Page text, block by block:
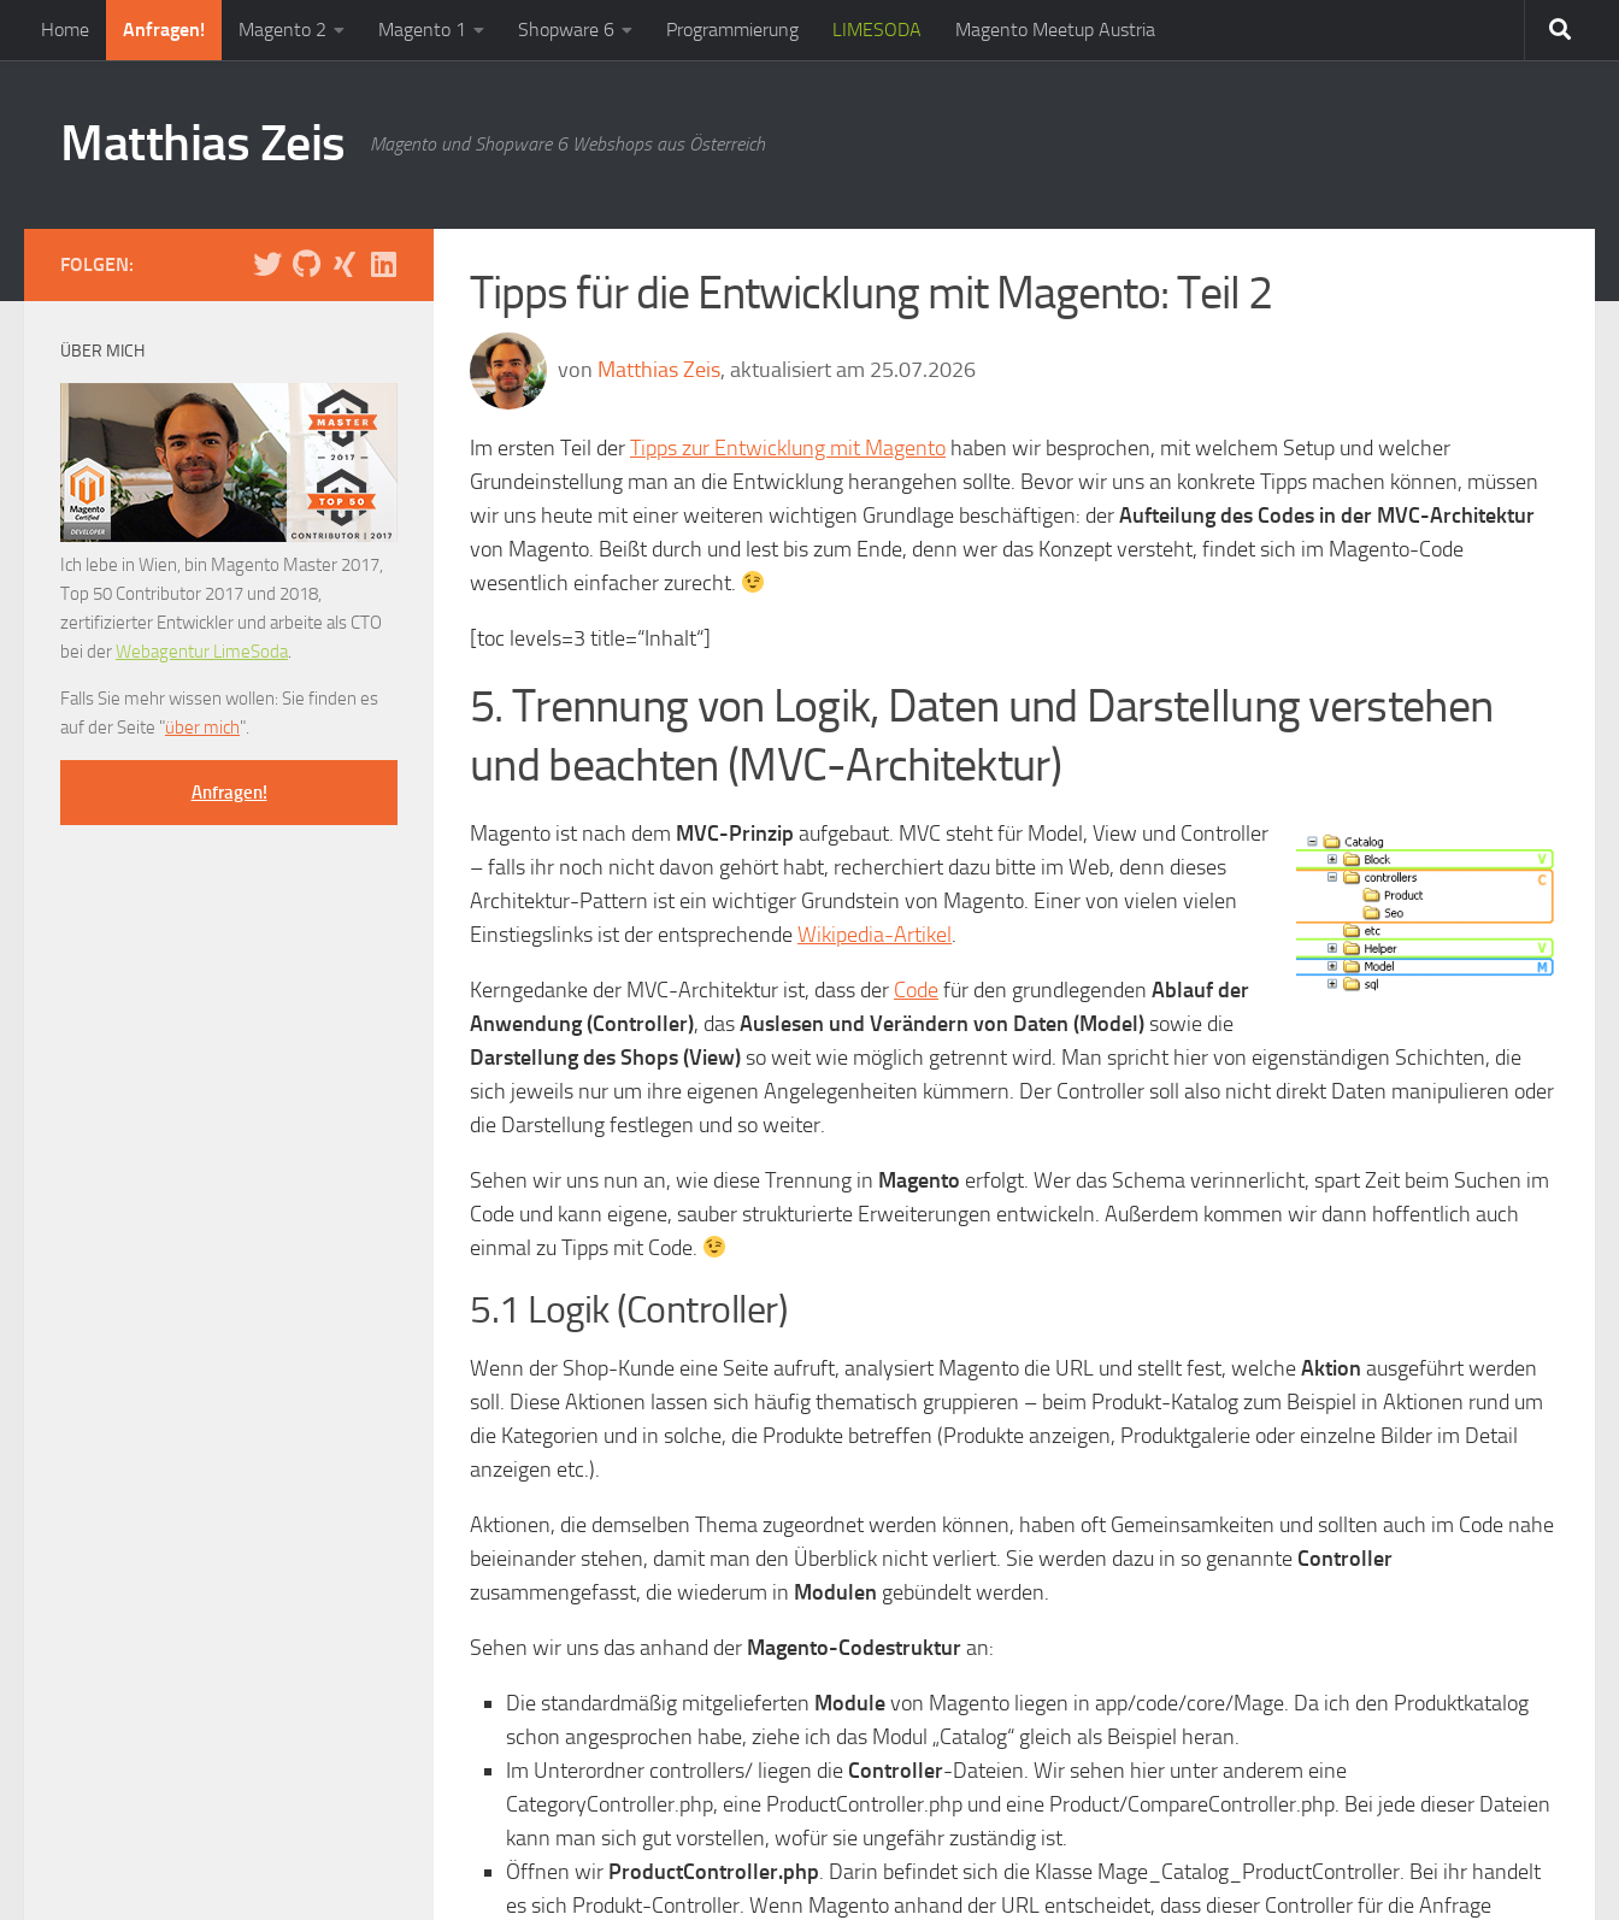
Zum Inhalt springen
Home Anfragen! Magento 2 Magento 1 Shopware 6 Programmierung LIMESODA Magento Meetup Austria
Matthias Zeis Magento und Shopware 6 Webshops aus Österreich
Tipps für die Entwicklung mit Magento: Teil 2
von Matthias Zeis, aktualisiert am 25.07.2026
Im ersten Teil derTipps zur Entwicklung mit Magento haben wir besprochen, mit welchem Setup und welcher
Grundeinstellung man an die Entwicklung herangehen sollte. Bevor wir uns an konkrete Tipps machen können, müssen
wir uns heute mit einer weiteren wichtigen Grundlage beschäftigen: derAufteilung des Codes in der MVC-Architektur
von Magento. Beißt durch und lest bis zum Ende, denn wer das Konzept versteht, findet sich im Magento-Code
wesentlich einfacher zurecht.
[toc levels=3 title=“Inhalt“]
5. Trennung von Logik, Daten und Darstellung verstehen
und beachten (MVC-Architektur)
Magento ist nach dem MVC-Prinzip aufgebaut. MVC steht für Model, View und Controller
– falls ihr noch nicht davon gehört habt, recherchiert dazu bitte im Web, denn dieses
Architektur-Pattern ist ein wichtiger Grundstein von Magento. Einer von vielen vielen
Einstiegslinks ist der entsprechendeWikipedia-Artikel.
Kerngedanke der MVC-Architektur ist, dass der Codefür den grundlegenden Ablauf der
Anwendung (Controller), dasAuslesen und Verändern von Daten (Model)sowie die
Darstellung des Shops (View)so weit wie möglich getrennt wird. Man spricht hier von eigenständigen Schichten, die
sich jeweils nur um ihre eigenen Angelegenheiten kümmern. Der Controller soll also nicht direkt Daten manipulieren oder
die Darstellung festlegen und so weiter.
Sehen wir uns nun an, wie diese Trennung in Magento erfolgt. Wer das Schema verinnerlicht, spart Zeit beim Suchen im
Code und kann eigene, sauber strukturierte Erweiterungen entwickeln. Außerdem kommen wir dann hoffentlich auch
einmal zu Tipps mit Code.
5.1 Logik (Controller)
Wenn der Shop-Kunde eine Seite aufruft, analysiert Magento die URL und stellt fest, welcheAktion ausgeführt werden
soll. Diese Aktionen lassen sich häufig thematisch gruppieren – beim Produkt-Katalog zum Beispiel in Aktionen rund um
die Kategorien und in solche, die Produkte betreffen (Produkte anzeigen, Produktgalerie oder einzelne Bilder im Detail
anzeigen etc.).
Aktionen, die demselben Thema zugeordnet werden können, haben oft Gemeinsamkeiten und sollten auch im Code nahe
beieinander stehen, damit man den Überblick nicht verliert. Sie werden dazu in so genannte Controller
zusammengefasst, die wiederum in Modulen gebündelt werden.
Sehen wir uns das anhand der Magento-Codestrukturan:
Die standardmäßig mitgelieferten Modulevon Magento liegen in app/code/core/Mage. Da ich den Produktkatalog
schon angesprochen habe, ziehe ich das Modul „Catalog“ gleich als Beispiel heran.
Im Unterordner controllers/ liegen die Controller-Dateien. Wir sehen hier unter anderem eine
CategoryController.php, eine ProductController.php und eine Product/CompareController.php. Bei jede dieser Dateien
kann man sich gut vorstellen, wofür sie ungefähr zuständig ist.
Öffnen wir ProductController.php. Darin befindet sich die Klasse Mage_Catalog_ProductController. Bei ihr handelt
es sich Produkt-Controller. Wenn Magento anhand der URL entscheidet, dass dieser Controller für die Anfrage
FOLGEN:
ÜBER MICH
Ich lebe in Wien, bin Magento Master 2017,
Top 50 Contributor 2017 und 2018,
zertifizierter Entwickler und arbeite als CTO
bei derWebagentur LimeSoda.
Falls Sie mehr wissen wollen: Sie finden es
auf der Seite "über mich".
Anfragen!